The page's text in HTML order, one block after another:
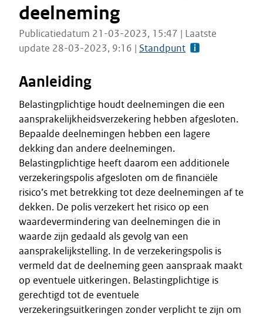
deelneming
Publicatiedatum 21-03-2023, 15:47 | Laatste
update 28-03-2023, 9:16 | Standpunt
Aanleiding
Belastingplichtige houdt deelnemingen die een
aansprakelijkheidsverzekering hebben afgesloten.
Bepaalde deelnemingen hebben een lagere
dekking dan andere deelnemingen.
Belastingplichtige heeft daarom een additionele
verzekeringspolis afgesloten om de financiële
risico’s met betrekking tot deze deelnemingen af te
dekken. De polis verzekert het risico op een
waardevermindering van deelnemingen die in
waarde zijn gedaald als gevolg van een
aansprakelijkstelling. In de verzekeringspolis is
vermeld dat de deelneming geen aanspraak maakt
op eventuele uitkeringen. Belastingplichtige is
gerechtigd tot de eventuele
verzekeringsuitkeringen zonder verplicht te zijn om